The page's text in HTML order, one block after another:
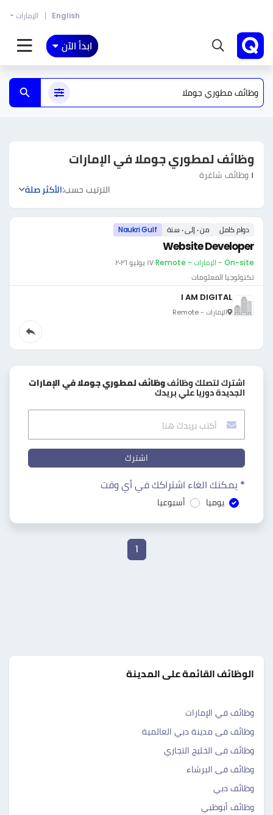
English الإمارات
ابدأ الآن
وظائف لمطوري جوملا في الإمارات
١ وظائف شاغرة
الترتيب حسب:الأكثر صلة
دوام كامل من ٠ إلى ٠ سنة Naukri Gulf
Website Developer
On-site - الإمارات - Remote ·١٧ يوليو ٢٠٢٦
تكنولوجيا المعلومات
I AM DIGITAL
الإمارات - Remote
اشترك لتصلك وظائفوظائف لمطوري جوملا في الإمارات
الجديدة دوريا علي بريدك
اشترك
* يمكنك الغاء اشتراكك في أي وقت
يوميا أسبوعيا
1
الوظائف القائمة على المدينة
وظائف في الإمارات
وظائف فى مدينة دبي العالمية
وظائف فى الخليج التجاري
وظائف فى البرشاء
وظائف دبي
وظائف أبوظبي